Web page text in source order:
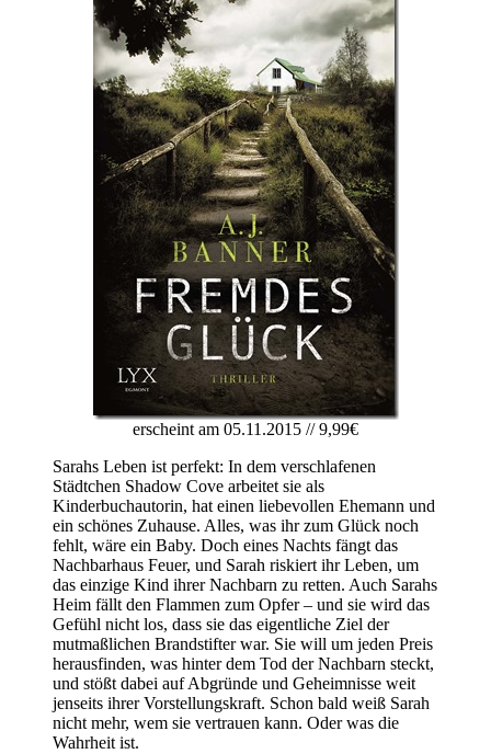
erscheint am 05.11.2015 // 9,99€
Sarahs Leben ist perfekt: In dem verschlafenen
Städtchen Shadow Cove arbeitet sie als
Kinderbuchautorin, hat einen liebevollen Ehemann und
ein schönes Zuhause. Alles, was ihr zum Glück noch
fehlt, wäre ein Baby. Doch eines Nachts fängt das
Nachbarhaus Feuer, und Sarah riskiert ihr Leben, um
das einzige Kind ihrer Nachbarn zu retten. Auch Sarahs
Heim fällt den Flammen zum Opfer – und sie wird das
Gefühl nicht los, dass sie das eigentliche Ziel der
mutmaßlichen Brandstifter war. Sie will um jeden Preis
herausfinden, was hinter dem Tod der Nachbarn steckt,
und stößt dabei auf Abgründe und Geheimnisse weit
jenseits ihrer Vorstellungskraft. Schon bald weiß Sarah
nicht mehr, wem sie vertrauen kann. Oder was die
Wahrheit ist.